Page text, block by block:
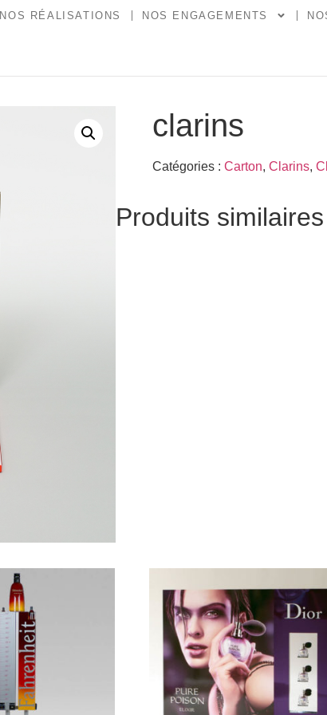
NOS RÉALISATIONS NOS ENGAGEMENTS
clarins
Catégories : Carton, Clarins,
Produits similaires